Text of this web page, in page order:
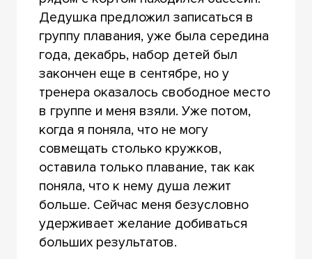
Дедушка предложил записаться в
группу плавания, уже была середина
года, декабрь, набор детей был
закончен еще в сентябре, но у
тренера оказалось свободное место
в группе и меня взяли. Уже потом,
когда я поняла, что не могу
совмещать столько кружков,
оставила только плавание, так как
поняла, что к нему душа лежит
больше. Сейчас меня безусловно
удерживает желание добиваться
больших результатов.